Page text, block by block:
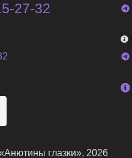
27-32 telegram
telegram
глазки», 2026